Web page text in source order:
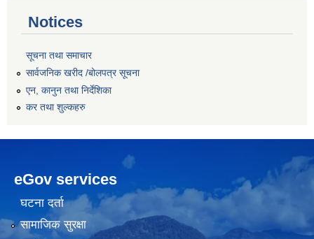
Notices
सूचना तथा समाचार
सार्वजनिक खरीद /बोलपत्र सूचना
एन, कानुन तथा निर्देशिका
कर तथा शुल्कहरु
eGov services
घटना दर्ता
सामाजिक सुरक्षा